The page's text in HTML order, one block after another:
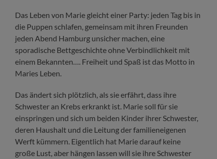
Das Leben von Marie gleicht einer Party: jeden Tag bis in
die Puppen schlafen, gemeinsam mit ihren Freunden
jeden Abend Hamburg unsicher machen, eine
sporadische Bettgeschichte ohne Verbindlichkeit mit
einem Bekannten…. Freiheit und Spaß ist das Motto in
Maries Leben.
Das ändert sich plötzlich, als sie erfährt, dass ihre
Schwester an Krebs erkrankt ist. Marie soll für sie
einspringen und sich um beiden Kinder ihrer Schwester,
deren Haushalt und die Leitung der familieneigenen
Werft kümmern. Eigentlich hat Marie darauf keine
große Lust, aber hängen lassen will sie ihre Schwester